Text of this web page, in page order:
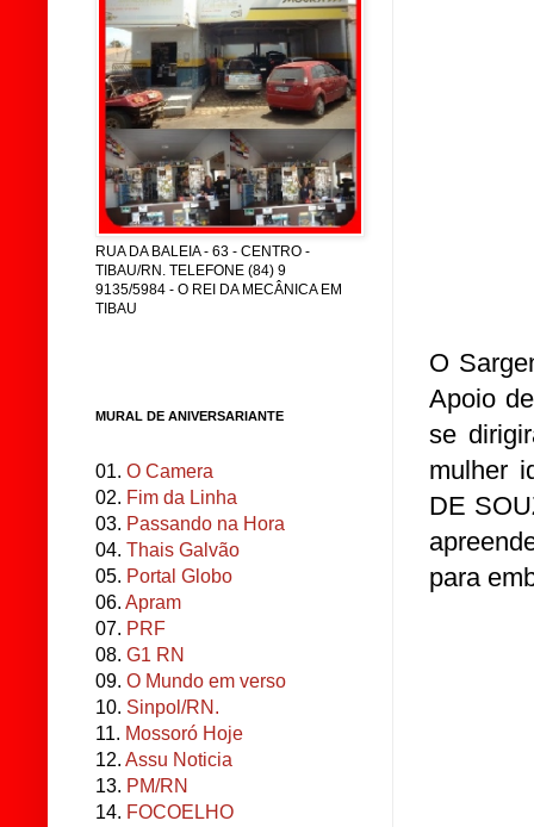
O
Apoio
se
mulher
DE
para
RUA DA BALEIA - 63 - CENTRO -
TIBAU/RN. TELEFONE (84) 9
9135/5984 - O REI DA MECÂNICA EM
TIBAU
MURAL DE ANIVERSARIANTE
01. O Camera
02. Fim da Linha
03. Passando na Hora
04. Thais Galvão
05. Portal Globo
06. Apram
07. PRF
08. G1 RN
09. O Mundo em verso
10. Sinpol/RN.
11. Mossoró Hoje
12. Assu Noticia
13. PM/RN
14. FOCOELHO